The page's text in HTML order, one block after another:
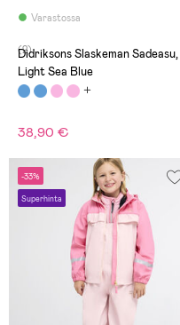
Varastossa
(2)
Didriksons Slaskeman Sadeasu,
Light Sea Blue
38,90 €
-33%
Superhinta